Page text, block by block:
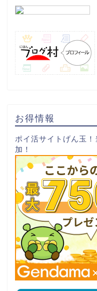
お得情報
ポイ活サイトげん玉
加！